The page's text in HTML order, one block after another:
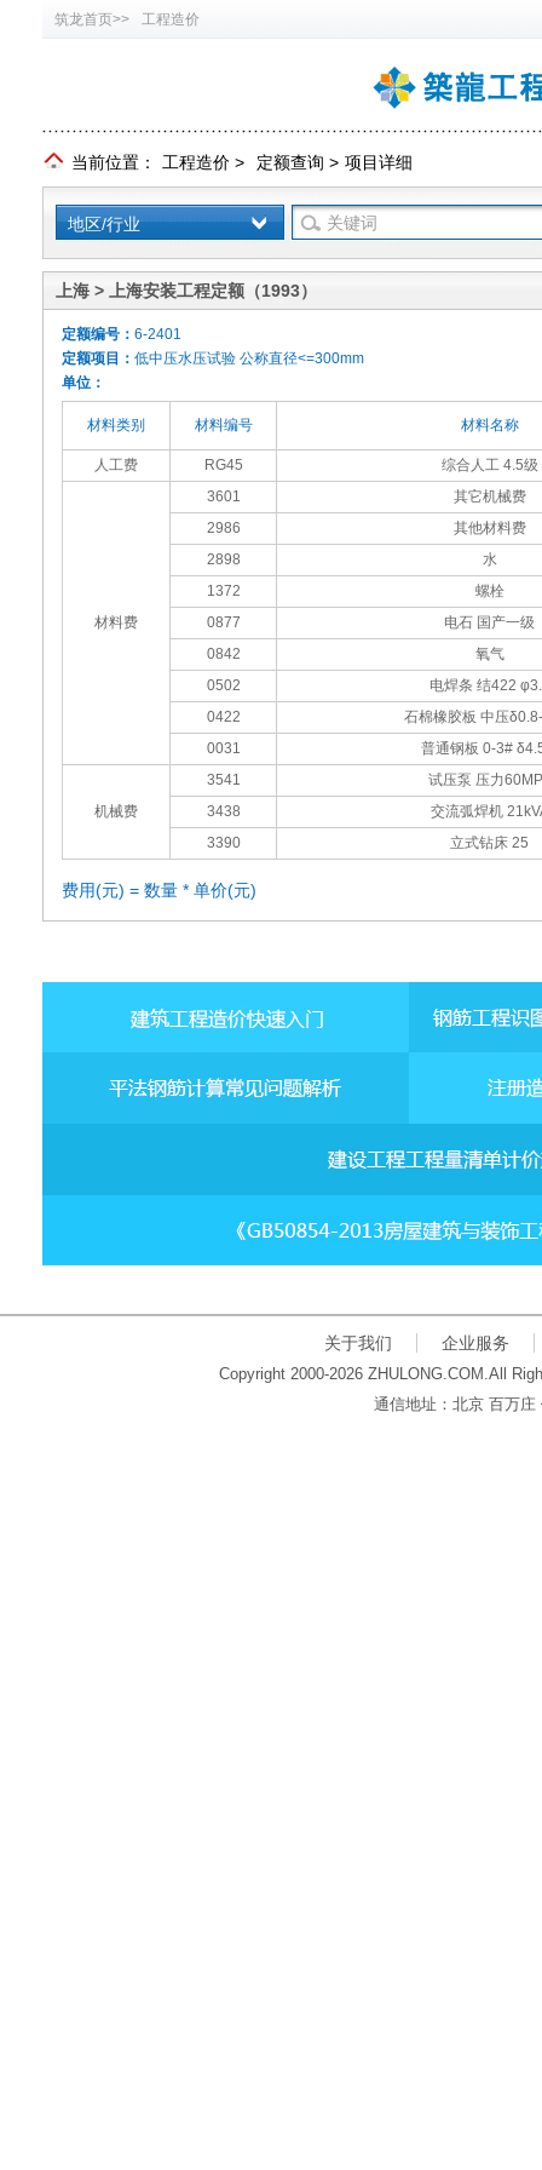
筑龙首页>> 工程造价
当前位置： 工程造价 > 定额查询 > 项目详细
地区/行业
上海 > 上海安装工程定额（1993）
定额编号： 6-2401
定额项目： 低中压水压试验 公称直径<=300mm
单位：
材料类别 材料编号 材料名称
人工费 RG45 综合人工 4.5级
材料费
3601
其它机械费
2986
其他材料费
2898
水
1372
螺栓
0877
电石 国产一级
0842
氧气
0502
电焊条 结422
0422
石棉橡胶板 中压
0031
普通钢板 0-3#
机械费
3541
试压泵 压力
3438
交流弧焊机
3390
立式钻床 25
费用(元) = 数量 * 单价(元)
关于我们 企业服务
Copyright 2000-2026 ZHULONG.COM.All
通信地址：北京 百万